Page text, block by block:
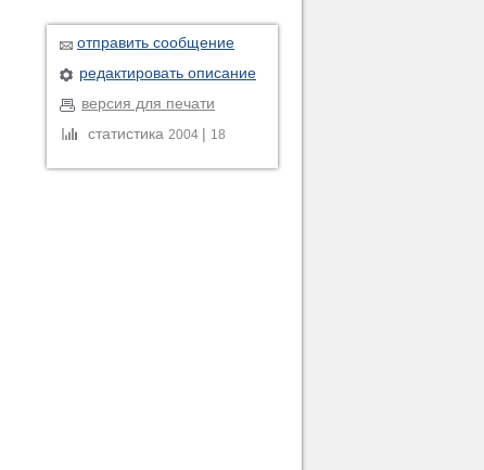
отправить сообщение
редактировать описание
версия для печати
статистика 2004 | 18